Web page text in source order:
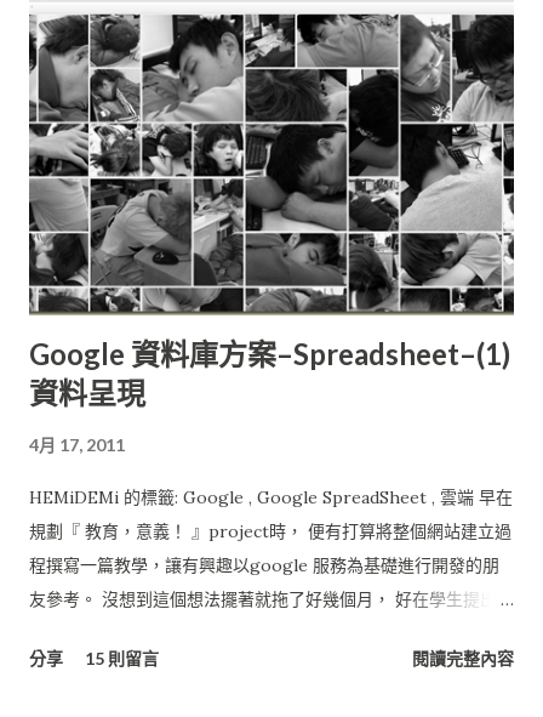
的延宕更是麻煩。這些還不包含
Google 資料庫方案–Spreadsheet–(1)
資料呈現
4月 17, 2011
HEMiDEMi 的標籤: Google , Google SpreadSheet , 雲端 早在
規劃『 教育，意義！ 』project時， 便有打算將整個網站建立過
程撰寫一篇教學，讓有興趣以google 服務為基礎進行開發的朋
友參考。 沒想到這個想法擺著就拖了好幾個月， 好在學生提出了
架構完全建立在Google提供的服務， 廣義來說也是個雲端的系
分享 15 則留言 閱讀完整內容